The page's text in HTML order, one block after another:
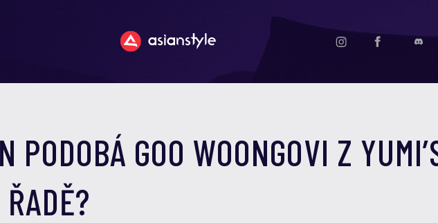
PODOBÁ GOO WOONGOVI Z